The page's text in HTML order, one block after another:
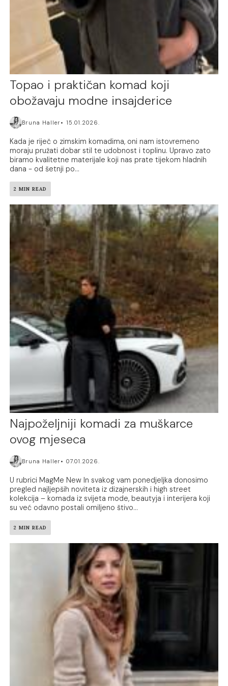
Topao i praktičan komad koji
obožavaju modne insajderice
Bruna Haller 15.01.2026.
Kada je riječ o zimskim komadima, oni nam istovremeno
moraju pružati dobar stil te udobnost i toplinu. Upravo zato
biramo kvalitetne materijale koji nas prate tijekom hladnih
dana - od šetnji po...
2 MIN READ
Najpoželjniji komadi za muškarce
ovog mjeseca
Bruna Haller 07.01.2026.
U rubrici MagMe New In svakog vam ponedjeljka donosimo
pregled najljepših noviteta iz dizajnerskih i high street
kolekcija – komada iz svijeta mode, beautyja i interijera koji
su već odavno postali omiljeno štivo...
2 MIN READ